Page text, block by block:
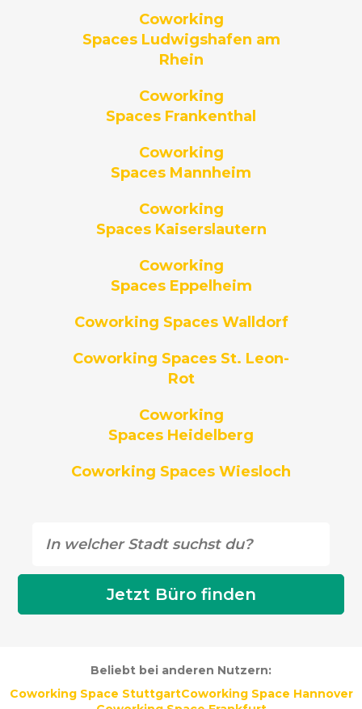
Coworking
Spaces Ludwigshafen am
Rhein
Coworking
Spaces Frankenthal
Coworking
Spaces Mannheim
Coworking
Spaces Kaiserslautern
Coworking
Spaces Eppelheim
Coworking Spaces Walldorf
Coworking Spaces St. Leon-
Rot
Coworking
Spaces Heidelberg
Coworking Spaces Wiesloch
Beliebt bei anderen Nutzern:
Coworking Space StuttgartCoworking Space Hannover